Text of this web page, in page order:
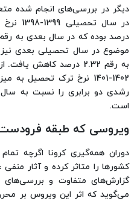
دیگر در بررسی‌های انجام شده
موضوع در سال تحصیلی بعدی
به رقم 2.32 درصد کاهش
است.
ویروسی که طبقه فرودست
دوران همه‌گیری کرونا اگرچه
کشورها را متاثر کرده و آثار
گزارش‌های متفاوت و بررسی‌های
می‌گوید که اثر این ویروس بر